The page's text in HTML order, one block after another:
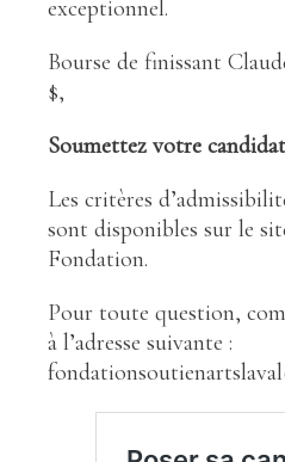
exceptionnel.
Bourse de finissant
$,
Soumettez votre
Les critères
sont disponibles sur le
Fondation.
Pour toute question,
à l’adresse suivante :